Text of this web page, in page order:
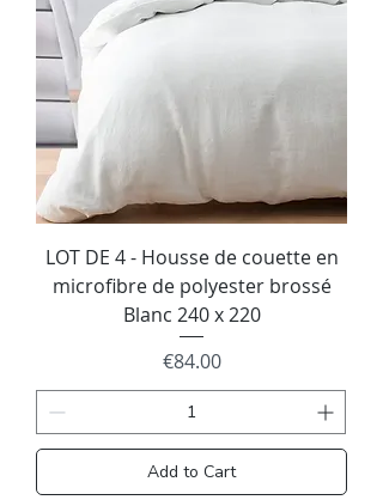
LOT DE 4 - Housse de couette en
microfibre de polyester brossé
Blanc 240 x 220
Price
€84.00
Add to Cart